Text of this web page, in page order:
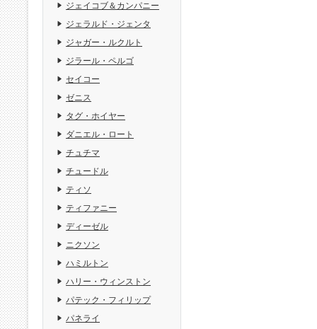
ジェイコブ＆カンパニー
ジェラルド・ジェンタ
ジャガー・ルクルト
ジラール・ペルゴ
セイコー
ゼニス
タグ・ホイヤー
ダニエル・ロート
チュチマ
チュードル
ティソ
ティファニー
ディーゼル
ニクソン
ハミルトン
ハリー・ウィンストン
パテック・フィリップ
パネライ